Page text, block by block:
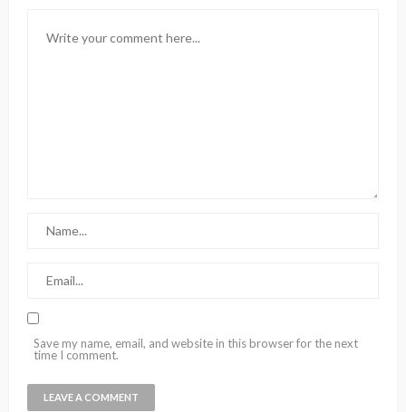
Save my name, email, and website in this browser for the next
time I comment.